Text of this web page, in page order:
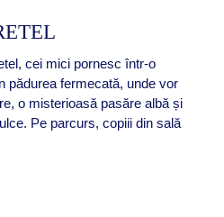
cei mici pornesc într-o
pădurea fermecată, unde vor
o misterioasă pasăre albă și
Pe parcurs, copiii din sală